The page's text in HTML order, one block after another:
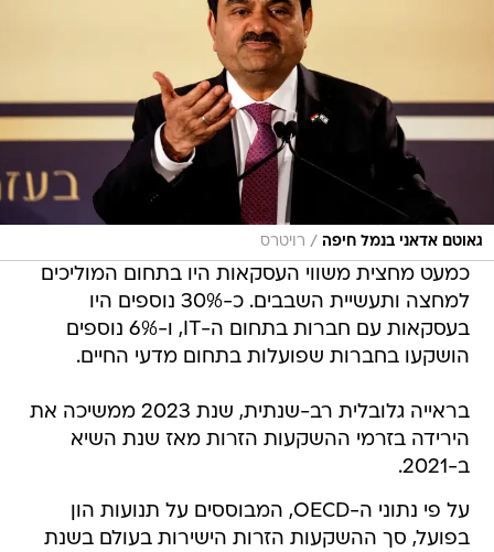
גאוטם אדאני בנמל חיפה / רויטרס
כמעט מחצית משווי העסקאות היו בתחום המוליכים
למחצה ותעשיית השבבים. כ-30% נוספים היו
בעסקאות עם חברות בתחום ה-IT, ו-6% נוספים
הושקעו בחברות שפועלות בתחום מדעי החיים.
בראייה גלובלית רב-שנתית, שנת 2023 ממשיכה את
הירידה בזרמי ההשקעות הזרות מאז שנת השיא
ב-2021.
על פי נתוני ה-OECD, המבוססים על תנועות הון
בפועל, סך ההשקעות הזרות הישירות בעולם בשנת